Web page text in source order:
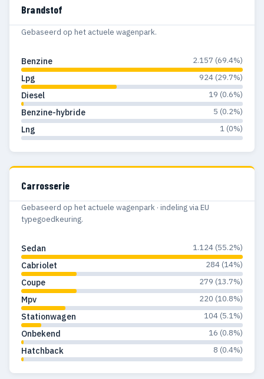
1978 85 73
1976 139 133
1975 72
1974 77 76
1972 95 94
1970
1969 100
1968 64
1967 68 65
1966 59
1965 53 50
1964 51 51
Brandstof
Gebaseerd op het actuele wagenpark.
Benzine 2.157 (69.4%)
Lpg 924 (29.7%)
Diesel 19 (0.6%)
Benzine-hybride 5 (0.2%)
Lng 1 (0%)
Carrosserie
Gebaseerd op het actuele wagenpark · indeling via EU
typegoedkeuring.
Sedan 1.124 (55.2%)
Cabriolet 284 (14%)
Coupe 279 (13.7%)
Mpv 220 (10.8%)
Stationwagen 104 (5.1%)
Onbekend 16 (0.8%)
Hatchback 8 (0.4%)